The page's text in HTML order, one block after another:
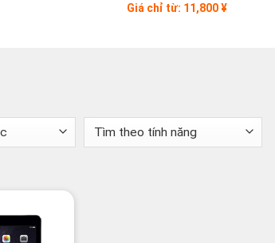
Giá chỉ từ: 11,800 ¥